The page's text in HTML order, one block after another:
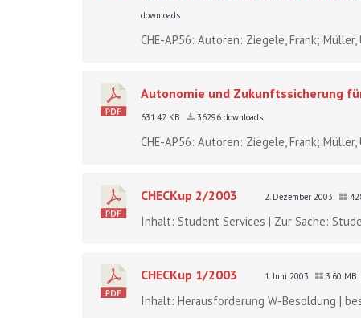
downloads
CHE-AP56: Autoren: Ziegele, Frank; Müller,
Autonomie und Zukunftssicherung
631.42 KB
36296 downloads
CHE-AP56: Autoren: Ziegele, Frank; Müller,
CHECKup 2/2003 2. Dezember 2003
Inhalt: Student Services | Zur Sache:
CHECKup 1/2003 1. Juni 2003 3.60 MB
Inhalt: Herausforderung W-Besoldung |